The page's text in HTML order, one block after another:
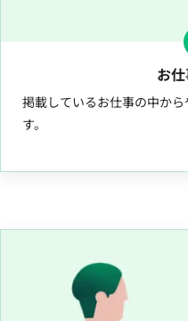
お
掲載しているお仕事の中か
す。